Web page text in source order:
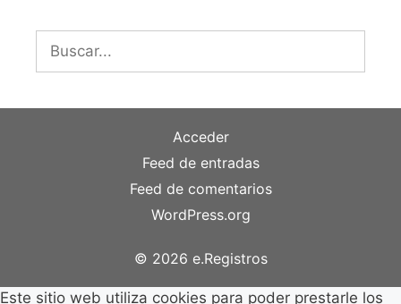
Buscar:
Acceder
Feed de entradas
Feed de comentarios
WordPress.org
© 2026 e.Registros
Este sitio web utiliza cookies para poder prestarle los